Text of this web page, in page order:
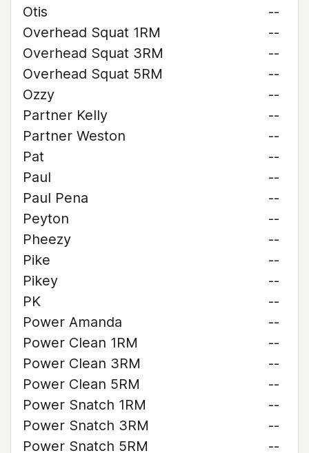
Otis
--
Overhead Squat 1RM
--
Overhead Squat 3RM
--
Overhead Squat 5RM
--
Ozzy
--
Partner Kelly
--
Partner Weston
--
Pat
--
Paul
--
Paul Pena
--
Peyton
--
Pheezy
--
Pike
--
Pikey
--
PK
--
Power Amanda
--
Power Clean 1RM
--
Power Clean 3RM
--
Power Clean 5RM
--
Power Snatch 1RM
--
Power Snatch 3RM
--
Power Snatch 5RM
--